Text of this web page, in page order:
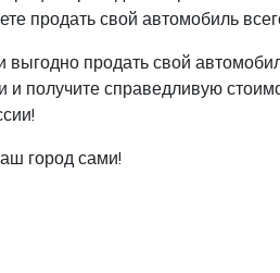
продать свой автомобиль
продать свой
получите справедливую
город сами!